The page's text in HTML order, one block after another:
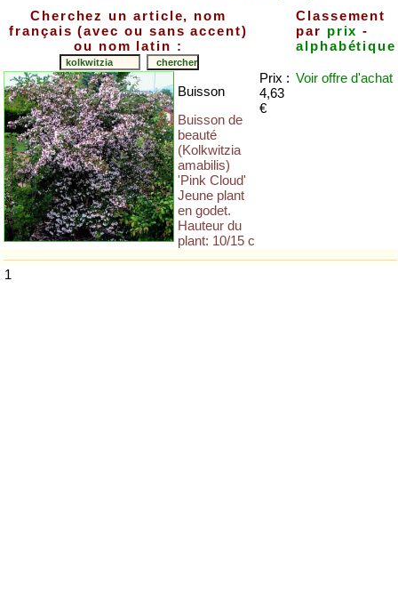
Cherchez un article, nom
français (avec ou sans accent)
ou nom latin :
Classement
par prix -
alphabétique
Buisson
Buisson de
beauté
(Kolkwitzia
amabilis)
'Pink Cloud'
Jeune plant
en godet.
Hauteur du
plant: 10/15 c
Prix :
4,63
€
Voir offre d'achat
1